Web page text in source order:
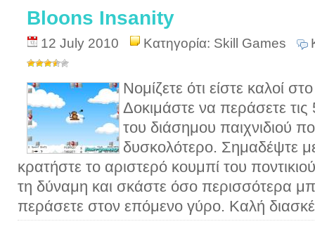
Bloons Insanity
12 July 2010 Κατηγορία: Skill Games
Νομίζετε ότι είστε καλοί
Δοκιμάστε να περάσετε τις
του διάσημου παιχνιδιού
δυσκολότερο. Σημαδέψτε με
κρατήστε το αριστερό κουμπί του
τη δύναμη και σκάστε όσο περισσότερα
περάσετε στον επόμενο γύρο. Καλή